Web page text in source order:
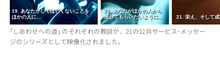
19. あなたがしてほしくないことを
ほかの人に…
20. あなたがほかの人から
接してもらいたいように…
21. 栄え、そして
｢しあわせへの道｣ のそれぞれの教訓が、21の公共サービス･メッセー
ジのシリーズとして映像化されました。